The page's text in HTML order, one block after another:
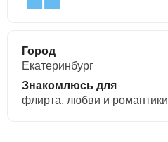
Город
Екатеринбург
Знакомлюсь для
флирта, любви и романтики